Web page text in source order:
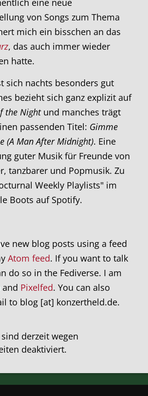
von Songs zum Thema
mich ein bisschen an das
, das auch immer wieder
hatte.
sich nachts besonders gut
bezieht sich ganz explizit auf
the Nightund manches trägt
passenden Titel: Gimme
(A Man After Midnight). Eine
guter Musik für Freunde von
tanzbarer und Popmusik. Zu
Weekly Playlists" im
Boots auf Spotify.
new blog posts using a feed
Atom feed. If you want to talk
do so in the Fediverse. I am
and Pixelfed. You can also
to blog [at] konzertheld.de.
derzeit wegen
deaktiviert.